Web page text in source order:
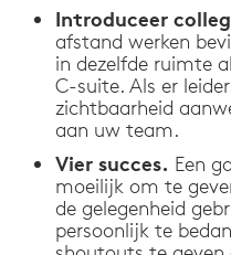
Introduceer
afstand werken
in dezelfde ruimte
C-suite. Als er
zichtbaarheid
aan uw team.
Vier succes. Een
moeilijk om te
de gelegenheid
persoonlijk te